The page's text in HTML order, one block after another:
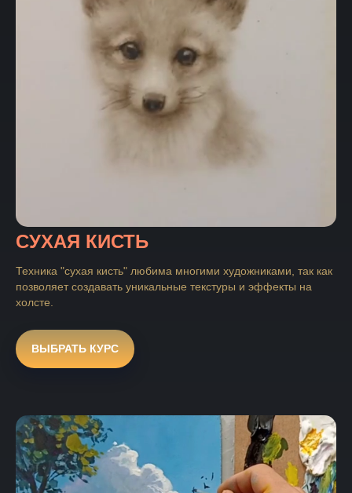
СУХАЯ КИСТЬ
Техника "сухая кисть" любима многими художниками, так как
позволяет создавать уникальные текстуры и эффекты на
холсте.
ВЫБРАТЬ КУРС